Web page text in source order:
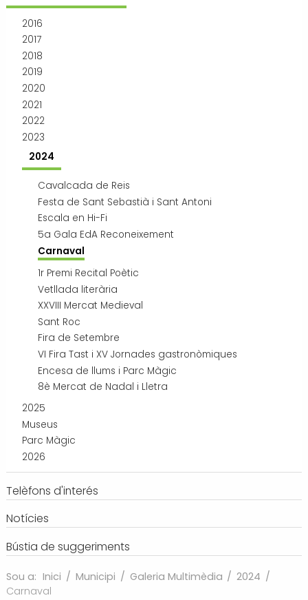
2016
2017
2018
2019
2020
2021
2022
2023
2024
Cavalcada de Reis
Festa de Sant Sebastià i Sant Antoni
Escala en Hi-Fi
5a Gala EdA Reconeixement
Carnaval
1r Premi Recital Poètic
Vetllada literària
XXVIII Mercat Medieval
Sant Roc
Fira de Setembre
VI Fira Tast i XV Jornades gastronòmiques
Encesa de llums i Parc Màgic
8è Mercat de Nadal i Lletra
2025
Museus
Parc Màgic
2026
Telèfons d'interés
Notícies
Bústia de suggeriments
Sou a: Inici / Municipi / Galeria Multimèdia / 2024 /
Carnaval